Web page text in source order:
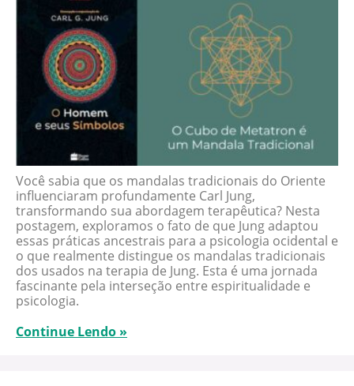
Você sabia que os mandalas tradicionais do Oriente
influenciaram profundamente Carl Jung,
transformando sua abordagem terapêutica? Nesta
postagem, exploramos o fato de que Jung adaptou
essas práticas ancestrais para a psicologia ocidental e
o que realmente distingue os mandalas tradicionais
dos usados na terapia de Jung. Esta é uma jornada
fascinante pela interseção entre espiritualidade e
psicologia.
Continue Lendo »